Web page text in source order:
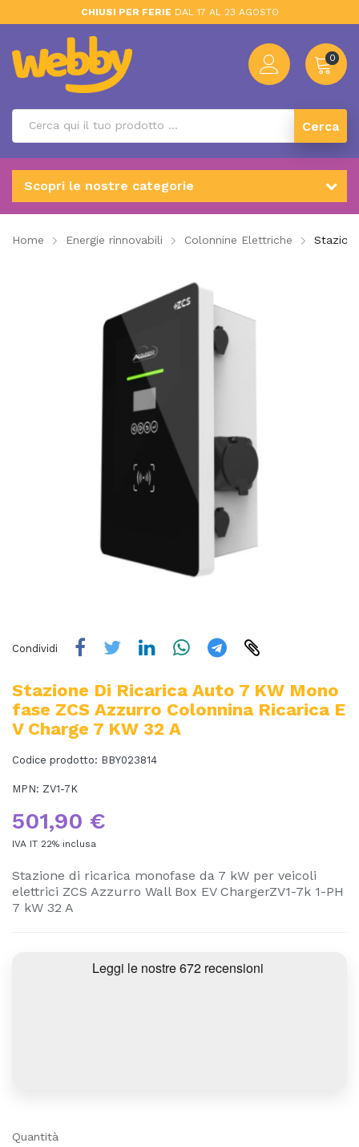
CHIUSI PER FERIE DAL 17 AL 23 AGOSTO
0
Cerca
Scopri le nostre categorie
Home Energie rinnovabili Colonnine Elettriche
Condividi
Stazione Di Ricarica Auto 7 KW Mono
Fase ZCS Azzurro Colonnina Ricarica E
V Charge 7 KW 32 A
Codice prodotto: BBY023814
MPN: ZV1-7K
501,90 €
IVA IT 22% inclusa
Stazione di ricarica monofase da 7 kW per veicoli
elettrici ZCS Azzurro Wall Box EV ChargerZV1-7k 1-PH
7 kW 32 A
Quantità